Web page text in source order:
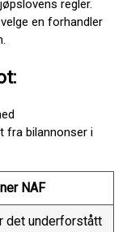
regler.
en forhandler
fra bilannonser i
NAF
det underforstått